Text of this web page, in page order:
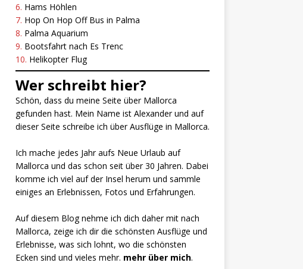
6. Hams Höhlen
7. Hop On Hop Off Bus in Palma
8. Palma Aquarium
9. Bootsfahrt nach Es Trenc
10. Helikopter Flug
Wer schreibt hier?
Schön, dass du meine Seite über Mallorca
gefunden hast. Mein Name ist Alexander und auf
dieser Seite schreibe ich über Ausflüge in Mallorca.
Ich mache jedes Jahr aufs Neue Urlaub auf
Mallorca und das schon seit über 30 Jahren. Dabei
komme ich viel auf der Insel herum und sammle
einiges an Erlebnissen, Fotos und Erfahrungen.
Auf diesem Blog nehme ich dich daher mit nach
Mallorca, zeige ich dir die schönsten Ausflüge und
Erlebnisse, was sich lohnt, wo die schönsten
Ecken sind und vieles mehr. mehr über mich.